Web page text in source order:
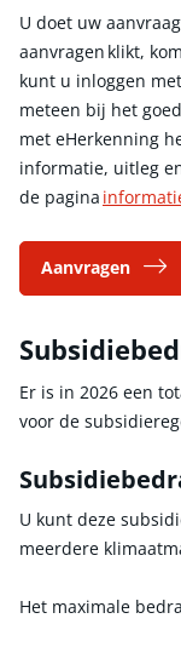
U doet uw
aanvragen klikt,
kunt u inloggen
meteen bij het
met eHerkenning
informatie, uitleg
de pagina
Aanvragen
Er is in 2026 een
voor de
U kunt deze
meerdere
Het maximale